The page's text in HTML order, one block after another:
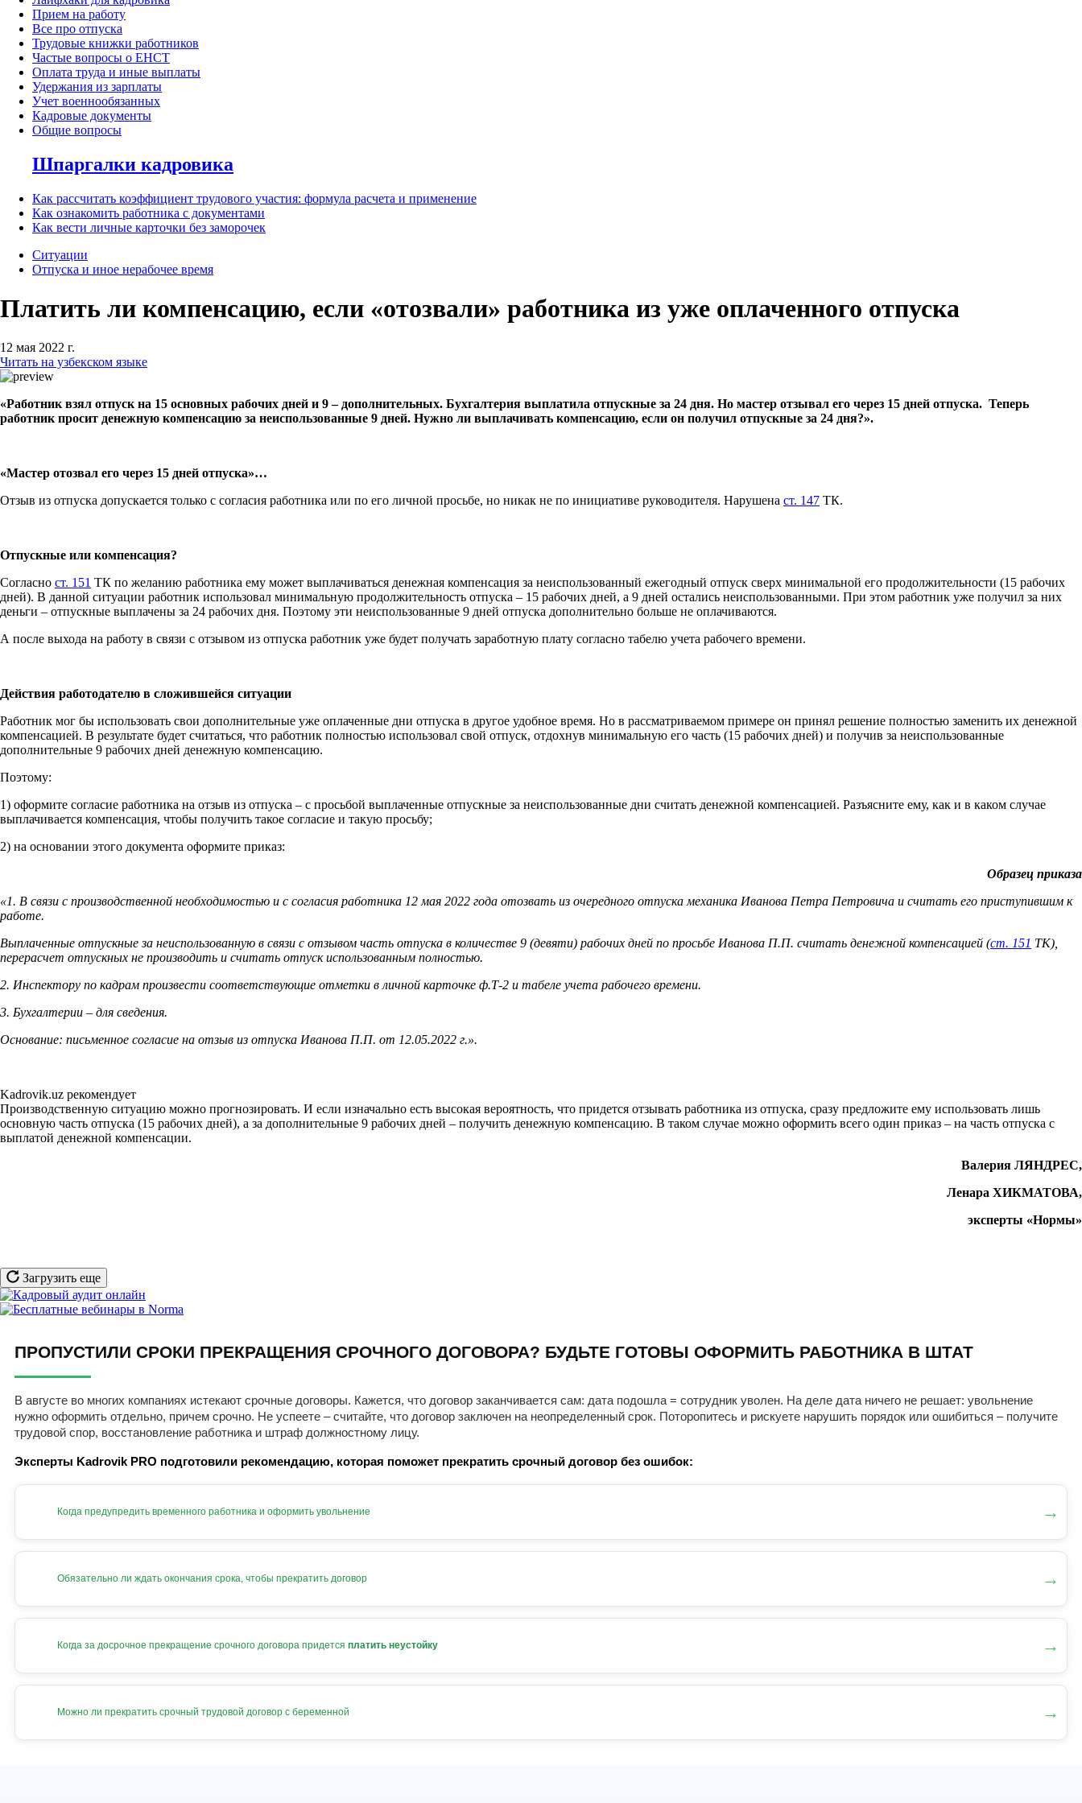
Прием на работу
Все про отпуска
Трудовые книжки работников
Частые вопросы о ЕНСТ
Оплата труда и иные выплаты
Удержания из зарплаты
Учет военнообязанных
Кадровые документы
Общие вопросы
Шпаргалки кадровика
Как рассчитать коэффициент трудового участия: формула расчета и применение
Как ознакомить работника с документами
Как вести личные карточки без заморочек
Ситуации
Отпуска и иное нерабочее время
Платить ли компенсацию, если «отозвали» работника из уже оплаченного отпуска
12 мая 2022 г.
Читать на узбекском языке
«Работник взял отпуск на 15 основных рабочих дней и 9 – дополнительных. Бухгалтерия выплатила отпускные за 24 дня. Но мастер отзывал его через 15 дней отпуска. Теперь
работник просит денежную компенсацию за неиспользованные 9 дней. Нужно ли выплачивать компенсацию, если он получил отпускные за 24 дня?».
«Мастер отозвал его через 15 дней отпуска»…
Отзыв из отпуска допускается только с согласия работника или по его личной просьбе, но никак не по инициативе руководителя. Нарушена ст. 147 ТК.
Отпускные или компенсация?
Согласно ст. 151 ТК по желанию работника ему может выплачиваться денежная компенсация за неиспользованный ежегодный отпуск сверх минимальной его продолжительности (15 рабочих
дней). В данной ситуации работник использовал минимальную продолжительность отпуска – 15 рабочих дней, а 9 дней остались неиспользованными. При этом работник уже получил за них
деньги – отпускные выплачены за 24 рабочих дня. Поэтому эти неиспользованные 9 дней отпуска дополнительно больше не оплачиваются.
А после выхода на работу в связи с отзывом из отпуска работник уже будет получать заработную плату согласно табелю учета рабочего времени.
Действия работодателю в сложившейся ситуации
Работник мог бы использовать свои дополнительные уже оплаченные дни отпуска в другое удобное время. Но в рассматриваемом примере он принял решение полностью заменить их денежной
компенсацией. В результате будет считаться, что работник полностью использовал свой отпуск, отдохнув минимальную его часть (15 рабочих дней) и получив за неиспользованные
дополнительные 9 рабочих дней денежную компенсацию.
Поэтому:
1) оформите согласие работника на отзыв из отпуска – с просьбой выплаченные отпускные за неиспользованные дни считать денежной компенсацией. Разъясните ему, как и в каком случае
выплачивается компенсация, чтобы получить такое согласие и такую просьбу;
2) на основании этого документа оформите приказ:
Образец приказа
«1. В связи с производственной необходимостью и с согласия работника 12 мая 2022 года отозвать из очередного отпуска механика Иванова Петра Петровича и считать его приступившим к
работе.
Выплаченные отпускные за неиспользованную в связи с отзывом часть отпуска в количестве 9 (девяти) рабочих дней по просьбе Иванова П.П. считать денежной компенсацией (ст. 151 ТК),
перерасчет отпускных не производить и считать отпуск использованным полностью.
2. Инспектору по кадрам произвести соответствующие отметки в личной карточке ф.Т-2 и табеле учета рабочего времени.
3. Бухгалтерии – для сведения.
Основание: письменное согласие на отзыв из отпуска Иванова П.П. от 12.05.2022 г.».
Kadrovik.uz рекомендует
Производственную ситуацию можно прогнозировать. И если изначально есть высокая вероятность, что придется отзывать работника из отпуска, сразу предложите ему использовать лишь
основную часть отпуска (15 рабочих дней), а за дополнительные 9 рабочих дней – получить денежную компенсацию. В таком случае можно оформить всего один приказ – на часть отпуска с
выплатой денежной компенсации.
Валерия ЛЯНДРЕС,
Ленара ХИКМАТОВА,
эксперты «Нормы»
Загрузить еще
ПРОПУСТИЛИ СРОКИ ПРЕКРАЩЕНИЯ СРОЧНОГО ДОГОВОРА? БУДЬТЕ ГОТОВЫ ОФОРМИТЬ РАБОТНИКА В ШТАТ
В августе во многих компаниях истекают срочные договоры. Кажется, что договор заканчивается сам: дата подошла = сотрудник уволен. На деле дата ничего не решает: увольнение
нужно оформить отдельно, причем срочно. Не успеете – считайте, что договор заключен на неопределенный срок. Поторопитесь и рискуете нарушить порядок или ошибиться – получите
трудовой спор, восстановление работника и штраф должностному лицу.
Эксперты Kadrovik PRO подготовили рекомендацию, которая поможет прекратить срочный договор без ошибок:
Когда предупредить временного работника и оформить увольнение →
Обязательно ли ждать окончания срока, чтобы прекратить договор →
Когда за досрочное прекращение срочного договора придется платить неустойку →
Можно ли прекратить срочный трудовой договор с беременной →